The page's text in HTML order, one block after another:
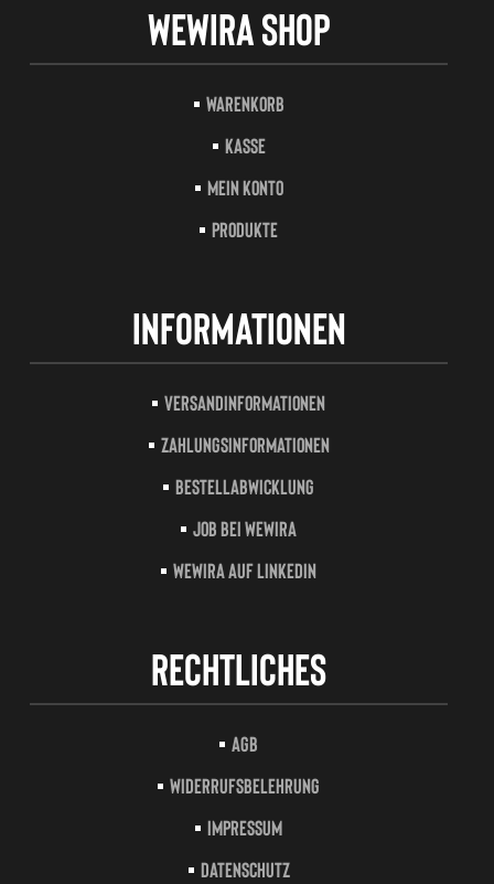
Wewira Shop
Warenkorb
Kasse
Mein Konto
Produkte
Informationen
Versandinformationen
Zahlungsinformationen
Bestellabwicklung
Job bei Wewira
Wewira auf LinkedIn
Rechtliches
AGB
Widerrufsbelehrung
Impressum
Datenschutz